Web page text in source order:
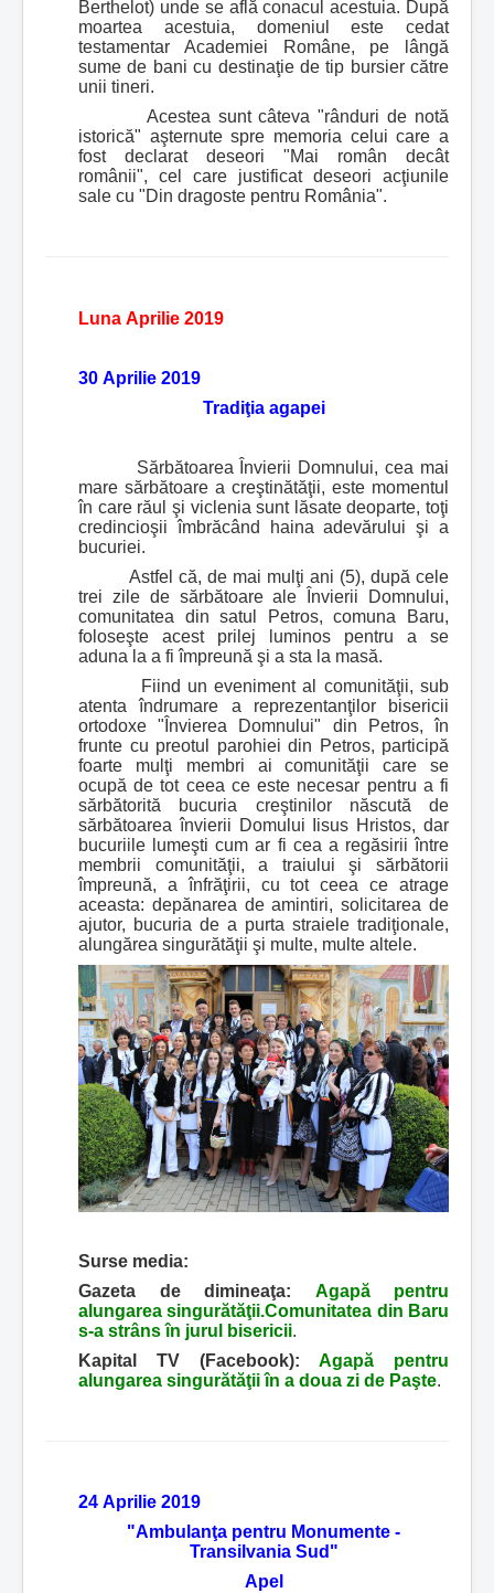
Berthelot) unde se află conacul acestuia. După
moartea acestuia, domeniul este cedat
testamentar Academiei Române, pe lângă
sume de bani cu destinaţie de tip bursier către
unii tineri.
Acestea sunt câteva "rânduri de notă
istorică" aşternute spre memoria celui care a
fost declarat deseori "Mai român decât
românii", cel care justificat deseori acţiunile
sale cu "Din dragoste pentru România".
Luna Aprilie 2019
30 Aprilie 2019
Tradiţia agapei
Sărbătoarea Învierii Domnului, cea mai
mare sărbătoare a creştinătăţii, este momentul
în care răul şi viclenia sunt lăsate deoparte, toţi
credincioşii îmbrăcând haina adevărului şi a
bucuriei.
Astfel că, de mai mulţi ani (5), după cele
trei zile de sărbătoare ale Învierii Domnului,
comunitatea din satul Petros, comuna Baru,
foloseşte acest prilej luminos pentru a se
aduna la a fi împreună şi a sta la masă.
Fiind un eveniment al comunităţii, sub
atenta îndrumare a reprezentanţilor bisericii
ortodoxe "Învierea Domnului" din Petros, în
frunte cu preotul parohiei din Petros, participă
foarte mulţi membri ai comunităţii care se
ocupă de tot ceea ce este necesar pentru a fi
sărbătorită bucuria creştinilor născută de
sărbătoarea învierii Domului Iisus Hristos, dar
bucuriile lumeşti cum ar fi cea a regăsirii între
membrii comunităţii, a traiului şi sărbătorii
împreună, a înfrăţirii, cu tot ceea ce atrage
aceasta: depănarea de amintiri, solicitarea de
ajutor, bucuria de a purta straiele tradiţionale,
alungărea singurătăţii şi multe, multe altele.
Surse media:
Gazeta de dimineaţa: Agapă pentru
alungarea singurătăţii.Comunitatea din Baru
s-a strâns în jurul bisericii.
Kapital TV (Facebook):Agapă pentru
alungarea singurătăţii în a doua zi de Paşte.
24 Aprilie 2019
"Ambulanţa pentru Monumente -
Transilvania Sud"
Apel